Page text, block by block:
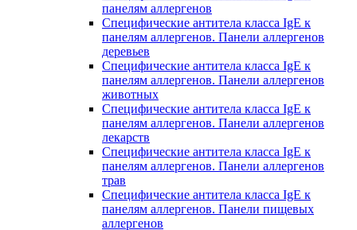
панелям аллергенов
Специфические антитела класса IgE к
панелям аллергенов. Панели аллергенов
деревьев
Специфические антитела класса IgE к
панелям аллергенов. Панели аллергенов
животных
Специфические антитела класса IgE к
панелям аллергенов. Панели аллергенов
лекарств
Специфические антитела класса IgE к
панелям аллергенов. Панели аллергенов
трав
Специфические антитела класса IgE к
панелям аллергенов. Панели пищевых
аллергенов